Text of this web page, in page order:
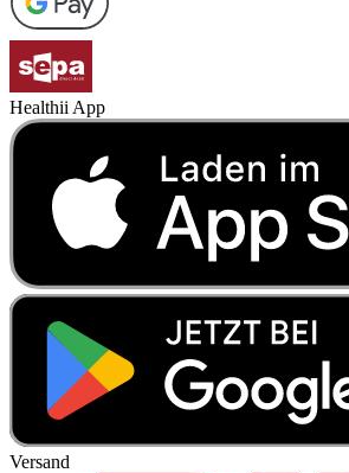
Healthii App
Versand